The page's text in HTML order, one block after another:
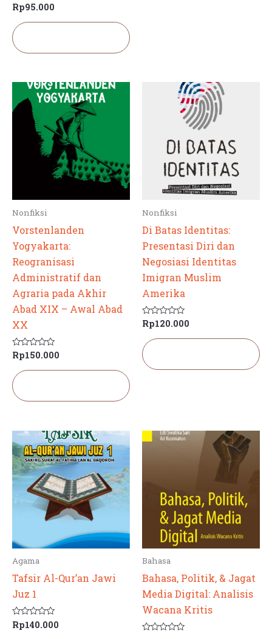
Dinilai
dari
5
Rp95.000
Nonfiksi
Vorstenlanden
Yogyakarta:
Reogranisasi
Administratif dan
Agraria pada Akhir
Abad XIX – Awal Abad
XX
Dinilai
dari
5
Rp150.000
Nonfiksi
Di Batas Identitas:
Presentasi Diri dan
Negosiasi Identitas
Imigran Muslim
Amerika
Dinilai
dari
5
Rp120.000
Agama
Tafsir Al-Qur’an Jawi
Juz 1
Dinilai
0
Rp140.000
Bahasa
Bahasa, Politik, & Jagat
Media Digital: Analisis
Wacana Kritis